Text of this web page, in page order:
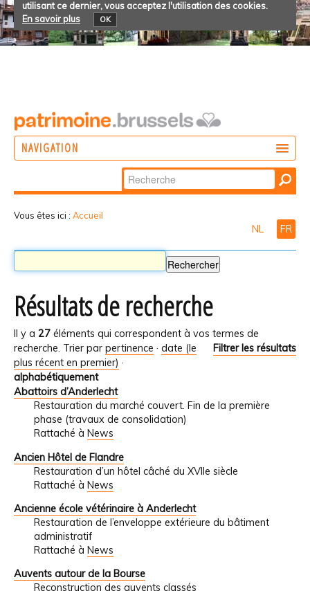
utilisant ce dernier, vous acceptez l'utilisation des cookies.
En savoir plus
OK
NAVIGATION
Chercher par
Recherche
Vous êtes ici : Accueil
NL FR
Résultats de recherche
Il y a 27 éléments qui correspondent à vos termes de
recherche.
Filtrer les résultats
Trier par pertinence · date (le
plus récent en premier) ·
alphabétiquement
Abattoirs d’Anderlecht
Restauration du marché couvert. Fin de la première
phase (travaux de consolidation)
Rattaché à News
Ancien Hôtel de Flandre
Restauration d’un hôtel câché du XVIIe siècle
Rattaché à News
Ancienne école vétérinaire à Anderlecht
Restauration de l’enveloppe extérieure du bâtiment
administratif
Rattaché à News
Auvents autour de la Bourse
Reconstruction des auvents classés